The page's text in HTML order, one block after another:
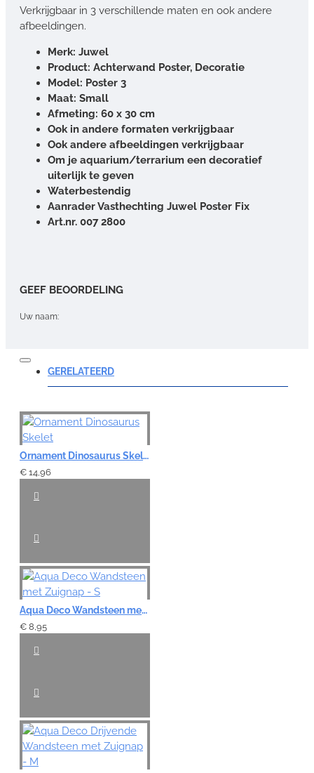
Verkrijgbaar in 3 verschillende maten en ook andere
afbeeldingen.
Merk: Juwel
Product: Achterwand Poster, Decoratie
Model: Poster 3
Maat: Small
Afmeting: 60 x 30 cm
Ook in andere formaten verkrijgbaar
Ook andere afbeeldingen verkrijgbaar
Om je aquarium/terrarium een decoratief
uiterlijk te geven
Waterbestendig
Aanrader Vasthechting Juwel Poster Fix
Art.nr. 007 2800
GEEF BEOORDELING
Uw naam:
Opmerking:
Note:HTML-code wordt niet vertaald!
Waardering:
GERELATEERD
Ornament Dinosaurus Skelet
€ 14,96
Aqua Deco Wandsteen met Zuignap - S
€ 8,95